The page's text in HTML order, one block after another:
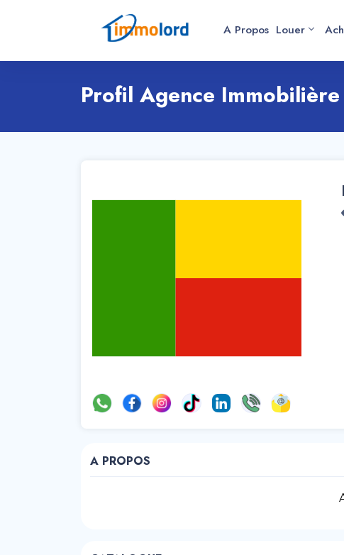
A Propos Louer
Profil Agence Immobilière
A PROPOS